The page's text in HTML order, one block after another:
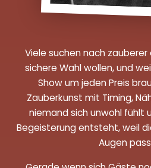
Viele suchen nach
sichere Wahl wollen, und
Show um jeden Preis
Zauberkunst mit Timing,
niemand sich unwohl fühlt
Begeisterung entsteht, weil
Augen